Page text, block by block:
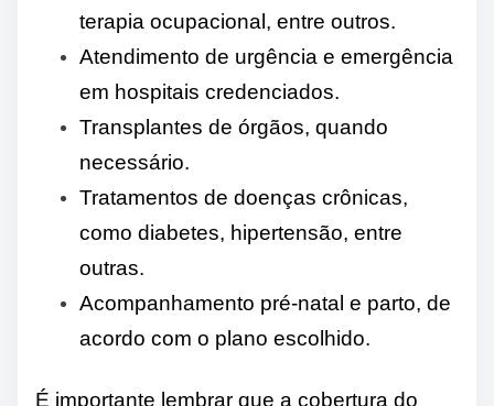
terapia ocupacional, entre outros.
Atendimento de urgência e emergência
em hospitais credenciados.
Transplantes de órgãos, quando
necessário.
Tratamentos de doenças crônicas,
como diabetes, hipertensão, entre
outras.
Acompanhamento pré-natal e parto, de
acordo com o plano escolhido.
É importante lembrar que a cobertura do